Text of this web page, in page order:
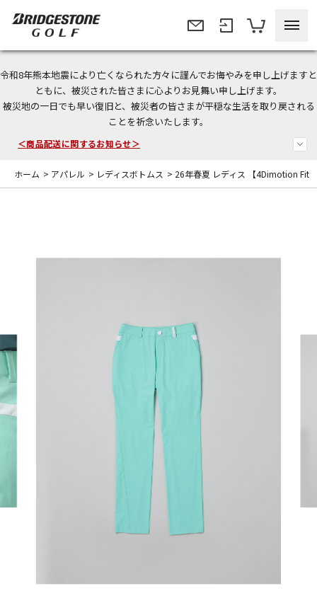
令和8年熊本地震により亡くなられた方々に謹んでお悔やみを申し上げますと
ともに、被災された皆さまに心よりお見舞い申し上げます。
被災地の一日でも早い復旧と、被災者の皆さまが平穏な生活を取り戻される
ことを祈念いたします。
＜夏季休暇中のご注文・発送・お問い合わせ＞
今なら新規会員登録で1,000円OFFクーポンプレゼント！
＜商品配送に関するお知らせ＞
ホーム > アパレル > レディスボトムス > 26年春夏 レディス 【4Dimotion Fit